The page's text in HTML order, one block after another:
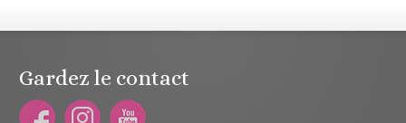
Gardez le contact